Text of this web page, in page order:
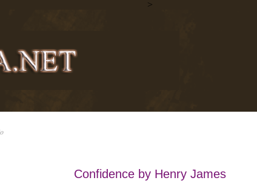
>
Confidence by Henry James